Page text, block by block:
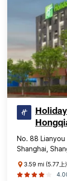
No. 88
Shanghai,
3.59 mi (5.77上